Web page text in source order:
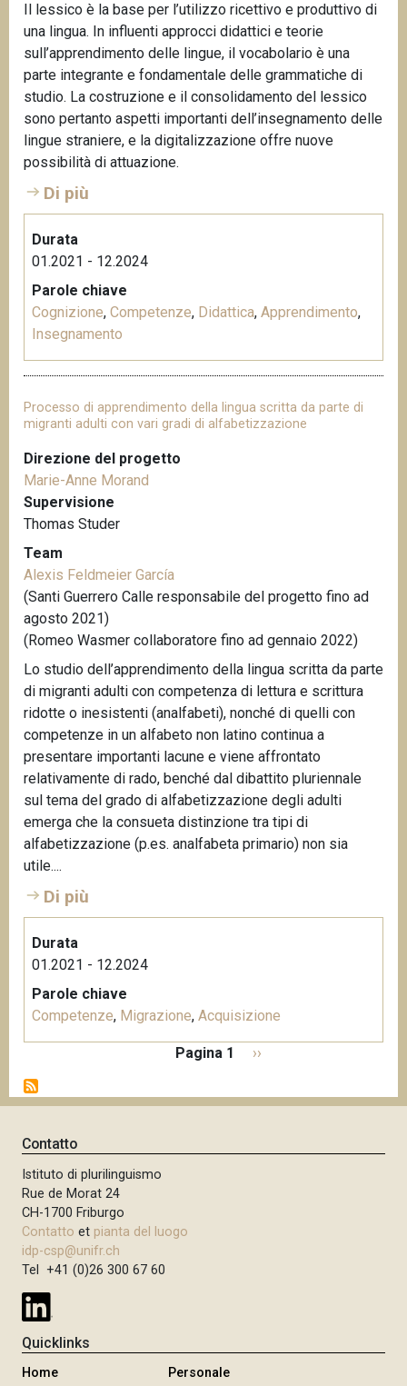
Il lessico è la base per l’utilizzo ricettivo e produttivo di
una lingua. In influenti approcci didattici e teorie
sull’apprendimento delle lingue, il vocabolario è una
parte integrante e fondamentale delle grammatiche di
studio. La costruzione e il consolidamento del lessico
sono pertanto aspetti importanti dell’insegnamento delle
lingue straniere, e la digitalizzazione offre nuove
possibilità di attuazione.
Di più
Durata
01.2021 - 12.2024
Parole chiave
Cognizione, Competenze, Didattica, Apprendimento,
Insegnamento
Processo di apprendimento della lingua scritta da parte di
migranti adulti con vari gradi di alfabetizzazione
Direzione del progetto
Marie-Anne Morand
Supervisione
Thomas Studer
Team
Alexis Feldmeier García
(Santi Guerrero Calle responsabile del progetto fino ad
agosto 2021)
(Romeo Wasmer collaboratore fino ad gennaio 2022)
Lo studio dell’apprendimento della lingua scritta da parte
di migranti adulti con competenza di lettura e scrittura
ridotte o inesistenti (analfabeti), nonché di quelli con
competenze in un alfabeto non latino continua a
presentare importanti lacune e viene affrontato
relativamente di rado, benché dal dibattito pluriennale
sul tema del grado di alfabetizzazione degli adulti
emerga che la consueta distinzione tra tipi di
alfabetizzazione (p.es. analfabeta primario) non sia
utile....
Di più
Durata
01.2021 - 12.2024
Parole chiave
Competenze, Migrazione, Acquisizione
g
i
a
z
i
o
n
e
Pagina 1
P
g
v
››
Contatto
Istituto di plurilinguismo
Rue de Morat 24
CH-1700 Friburgo
Contatto et pianta del luogo
idp-csp@unifr.ch
Tel +41 (0)26 300 67 60
Quicklinks
Home Personale